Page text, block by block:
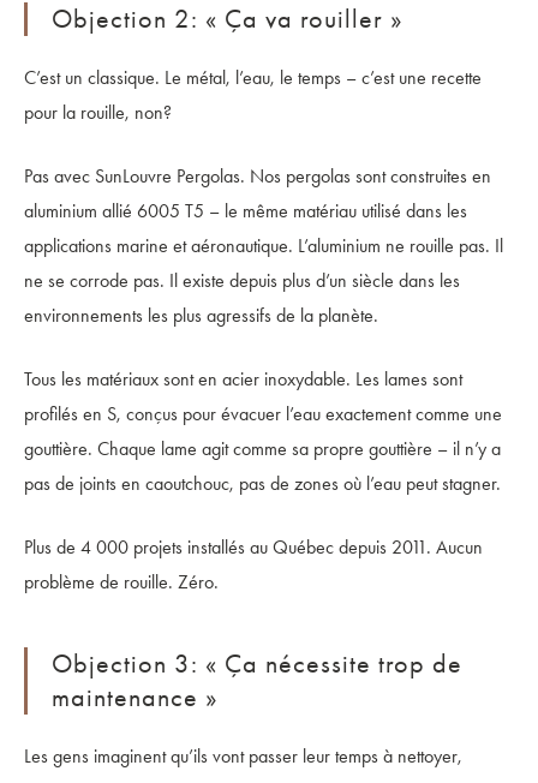
Objection 2: « Ça va rouiller »
C’est un classique. Le métal, l’eau, le temps – c’est une recette
pour la rouille, non?
Pas avec SunLouvre Pergolas. Nos pergolas sont construites en
aluminium allié 6005 T5 – le même matériau utilisé dans les
applications marine et aéronautique. L’aluminium ne rouille pas. Il
ne se corrode pas. Il existe depuis plus d’un siècle dans les
environnements les plus agressifs de la planète.
Tous les matériaux sont en acier inoxydable. Les lames sont
profilés en S, conçus pour évacuer l’eau exactement comme une
gouttière. Chaque lame agit comme sa propre gouttière – il n’y a
pas de joints en caoutchouc, pas de zones où l’eau peut stagner.
Plus de 4 000 projets installés au Québec depuis 2011. Aucun
problème de rouille. Zéro.
Objection 3: « Ça nécessite trop de
maintenance »
Les gens imaginent qu’ils vont passer leur temps à nettoyer,